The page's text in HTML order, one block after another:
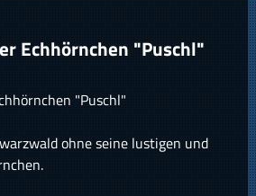
Echhörnchen "Puschl"
"Puschl"
ohne seine lustigen und